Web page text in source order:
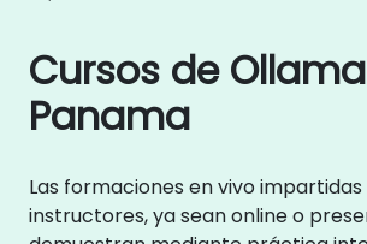
Cursos de
Panama
Las formaciones en vivo
instructores, ya sean online o